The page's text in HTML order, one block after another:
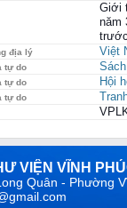
Giới
năm
địa lý Việt
tự do
tự do Hội
tự do
VIỆN VĨNH
Quân - Phường